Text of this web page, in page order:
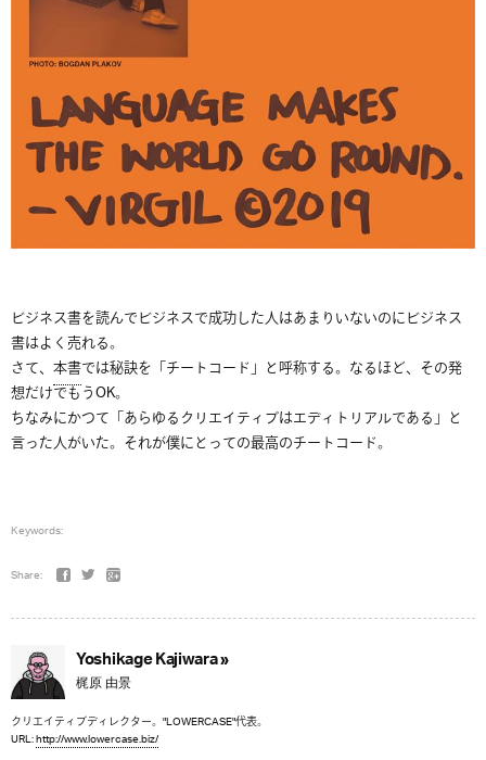
ビジネス書を読んでビジネスで成功した人はあまりいないのにビジネス
書はよく売れる。
さて、 本書では秘訣を「チートコード」と呼称する。なるほど、その発
想だけでもうOK。
ちなみにかつて「あらゆるクリエイティブはエディトリアルである」と
言った人がいた。それが僕にとっての最高のチートコード。
Keywords:
Share:
Yoshikage Kajiwara »
梶原 由景
クリエイティブディレクター。"LOWERCASE"代表。
URL:http://www.lowercase.biz/